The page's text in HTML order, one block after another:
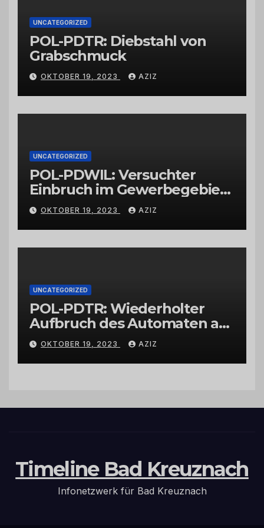
UNCATEGORIZED
POL-PDTR: Diebstahl von
Grabschmuck
OKTOBER 19, 2023 AZIZ
UNCATEGORIZED
POL-PDWIL: Versuchter
Einbruch im Gewerbegebiet
Wittlich
OKTOBER 19, 2023 AZIZ
UNCATEGORIZED
POL-PDTR: Wiederholter
Aufbruch des Automaten am
Wohnmobilstellplatz in
Hermeskeil am Labachweg
OKTOBER 19, 2023 AZIZ
Timeline Bad Kreuznach
Infonetzwerk für Bad Kreuznach